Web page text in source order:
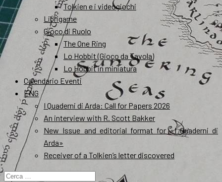
Tolkien e i videogiochi
Librigame
Gioco di Ruolo
The One Ring
Lo Hobbit (Gioco da Tavola)
Lo Hobbit in miniatura
Calendario Eventi
ENG
I Quaderni di Arda: Call for Papers 2026
An interview with R. Scott Bakker
New Issue and editorial format for «I Quaderni di
Arda»
Receiver of a Tolkien’s letter discovered
Ricerca